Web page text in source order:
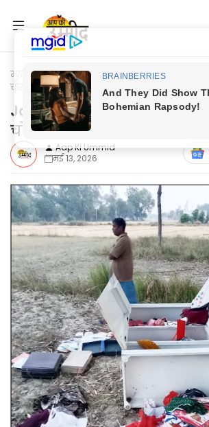
मुख्यपृष्ठ Jaunpur News
Jaunpur News:
चोर 20 लाख के जेवर व नकदी समेट ले गये
Jaunpur News: खिड़की
चोर 20 लाख के जेवर व नकदी
Aap Ki Ummid
मई 13, 2026